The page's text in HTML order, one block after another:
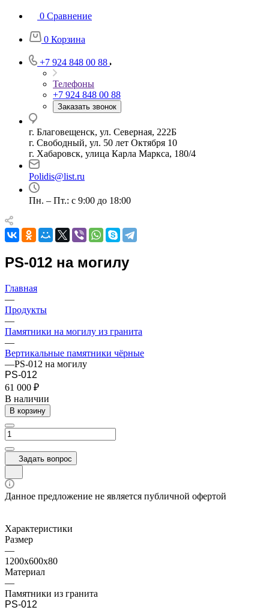
0 Сравнение
0 Корзина
+7 924 848 00 88
Телефоны
+7 924 848 00 88
Заказать звонок
г. Благовещенск, ул. Северная, 222Б
г. Свободный, ул. 50 лет Октября 10
г. Хабаровск, улица Карла Маркса, 180/4
Polidis@list.ru
Пн. – Пт.: с 9:00 до 18:00
PS-012 на могилу
Главная
—
Продукты
—
Памятники на могилу из гранита
—
Вертикальные памятники чёрные
—PS-012 на могилу
PS-012
61 000 ₽
В наличии
В корзину
Задать вопрос
Данное предложение не является публичной офертой
Характеристики
Размер
—
1200x600x80
Материал
—
Памятники из гранита
PS-012